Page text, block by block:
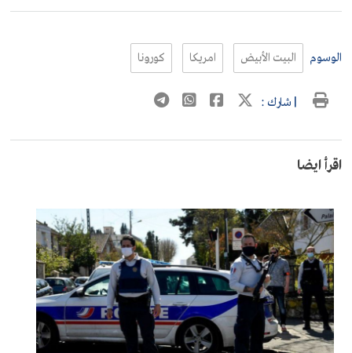
الوسوم البيت الأبيض امريكا كورونا
| شارك :
اقرأ ايضا